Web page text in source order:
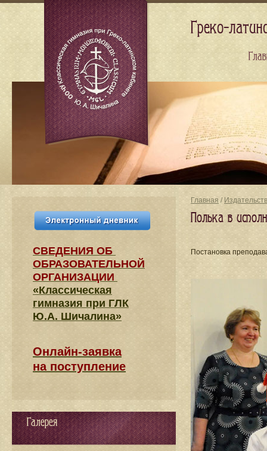
Главная /
Полька в
Постановка
СВЕДЕНИЯ​ ОБ
ОБРАЗОВАТЕЛЬНОЙ
ОРГАНИЗАЦИИ
«Классическая
гимназия при ГЛК
Ю.А. Шичалина»
Онлайн-заявка
на поступление
Галерея
Греко-